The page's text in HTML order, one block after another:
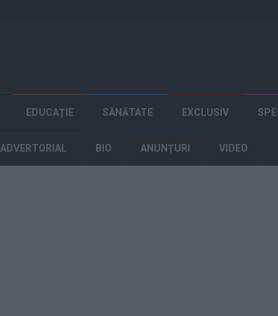
EDUCAȚIE SĂNĂTATE EXCLUSIV
ADVERTORIAL BIO ANUNȚURI VIDEO